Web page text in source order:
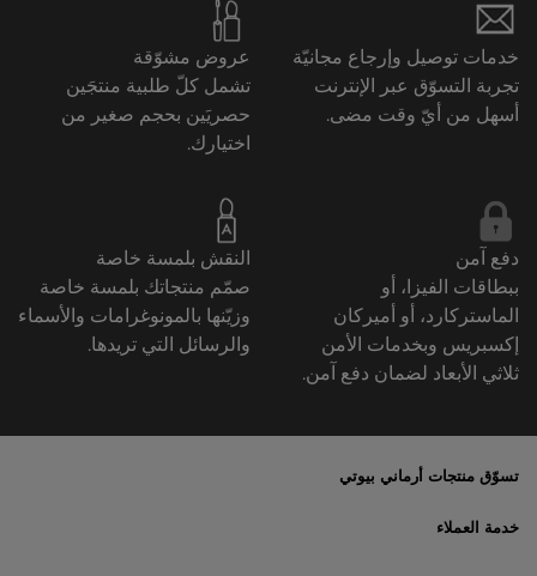
خدمات توصيل وإرجاع مجانيّة
تجربة التسوّق عبر الإنترنت
أسهل من أيّ وقت مضى.
عروض مشوّقة
تشمل كلّ طلبية منتجَين
حصريَين بحجم صغير من
اختيارك.
دفع آمن
ببطاقات الفيزا، أو
الماستركارد، أو أميركان
إكسبريس وبخدمات الأمن
ثلاثي الأبعاد لضمان دفع آمن.
النقش بلمسة خاصة
صمّم منتجاتك بلمسة خاصة
وزيّنها بالمونوغرامات والأسماء
والرسائل التي تريدها.
تسوّق منتجات أرماني بيوتي
العروض الحصريّة
خدمة العملاء